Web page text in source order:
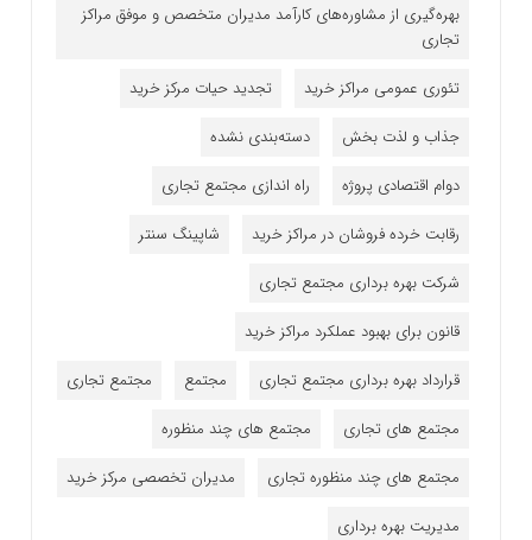
بهره‌گیری از مشاوره‌های کارآمد مدیران متخصص و موفق مراکز
تجاری
تئوری عمومی مراکز خرید
تجدید حیات مرکز خرید
جذاب و لذت بخش
دسته‌بندی نشده
دوام اقتصادی پروژه
راه اندازی مجتمع تجاری
رقابت خرده فروشان در مراکز خرید
شاپینگ سنتر
شرکت بهره برداری مجتمع تجاری
قانون برای بهبود عملکرد مراکز خرید
قرارداد بهره برداری مجتمع تجاری
مجتمع
مجتمع تجاری
مجتمع های تجاری
مجتمع های چند منظوره
مجتمع های چند منظوره تجاری
مدیران تخصصی مرکز خرید
مدیریت بهره برداری